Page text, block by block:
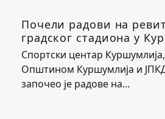
Почели радови на
градског стадиона у
Спортски центар
Општином Куршумлија и
започео је радове на…